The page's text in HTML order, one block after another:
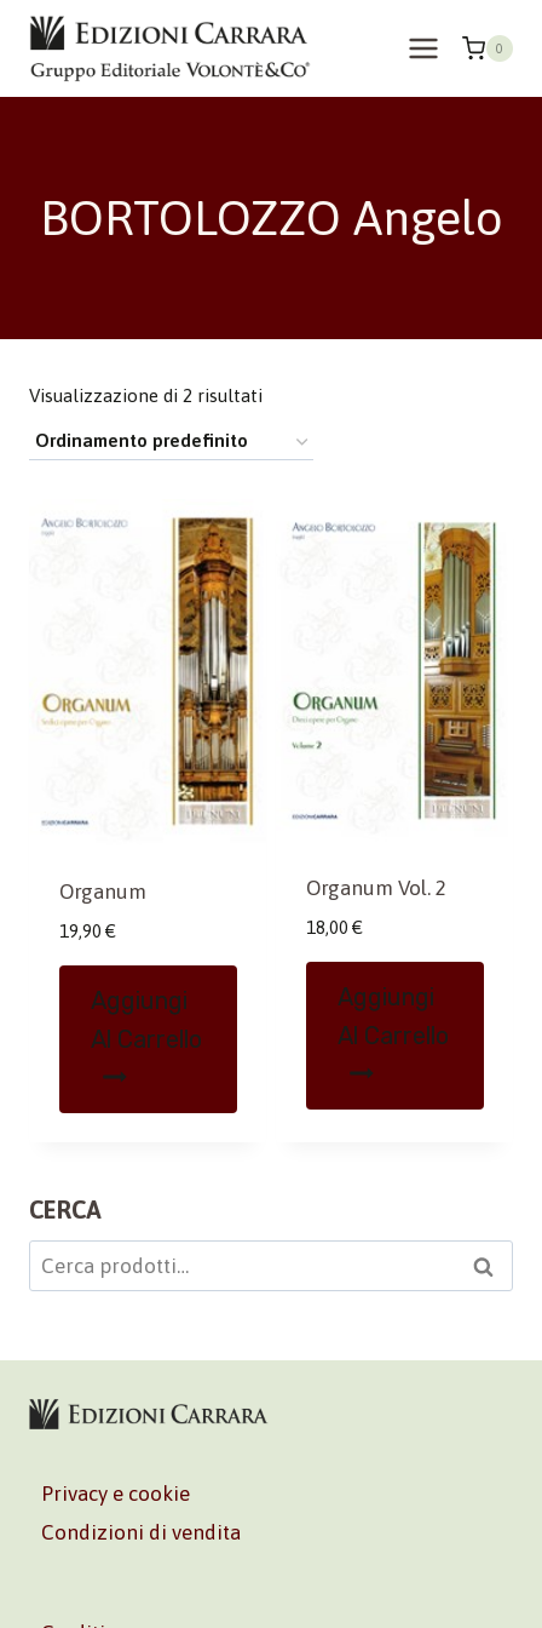
Salta
contenuto
0
BORTOLOZZO Angelo
Visualizzazione di 2 risultati
Organum
19,90 €
Aggiungi
Al Carrello
Organum Vol. 2
18,00 €
Aggiungi
Al Carrello
CERCA
Cerca: Cerca
Privacy e cookie
Condizioni di vendita